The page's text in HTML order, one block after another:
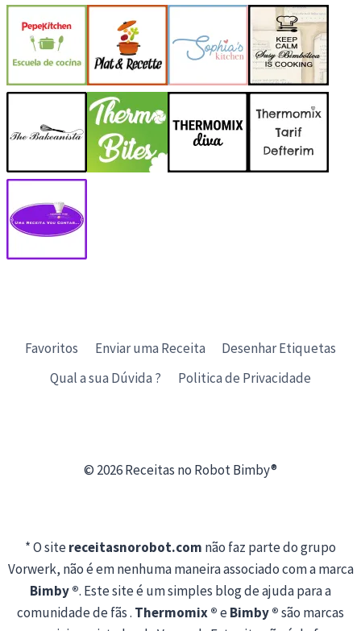
Favoritos Enviar uma Receita
Desenhar Etiquetas
Qual a sua Dúvida ?
Politica de Privacidade
© 2026 Receitas no Robot Bimby®
* O sitereceitasnorobot.com não faz parte do grupo
Vorwerk, não é em nenhuma maneira associado com a marca
Bimby ®. Este site é um simples blog de ajuda para a
comunidade de fãs . Thermomix ®eBimby ®são marcas